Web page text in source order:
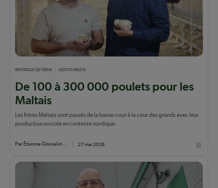
REPORTAGE DE FERME GESTIONRELÈVE
De 100 à 300 000 poulets pour les
Maltais
Les frères Maltais sont passés de la basse-cour à la cour des grands avec leur
production avicole en contexte nordique.
Par Étienne Gosselin ... 27 mai 2026